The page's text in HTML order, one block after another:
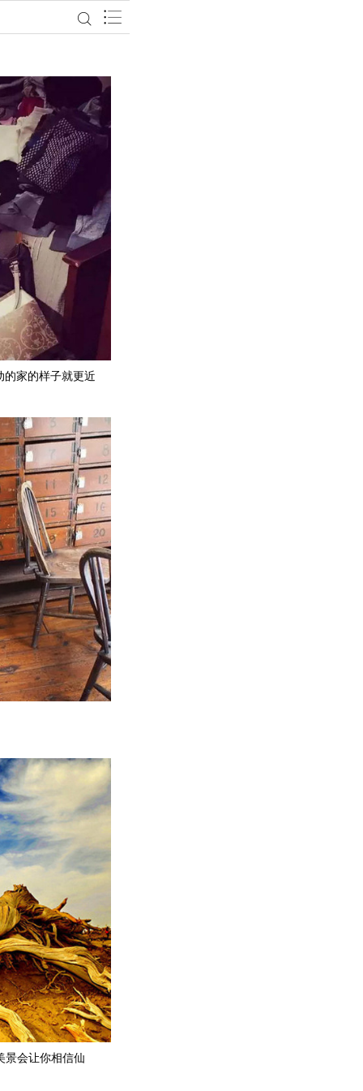
的家的样子就更近
景会让你相信仙